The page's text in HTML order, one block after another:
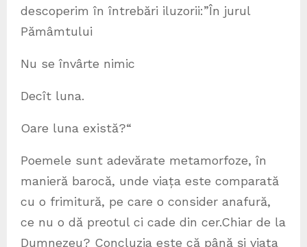
descoperim în întrebări iluzorii:”În jurul
Pămâmtului
Nu se învârte nimic
Decît luna.
Oare luna există?“
Poemele sunt adevărate metamorfoze, în
manieră barocă, unde viața este comparată
cu o frimitură, pe care o consider anafură,
ce nu o dă preotul ci cade din cer.Chiar de la
Dumnezeu? Concluzia este că până și viața